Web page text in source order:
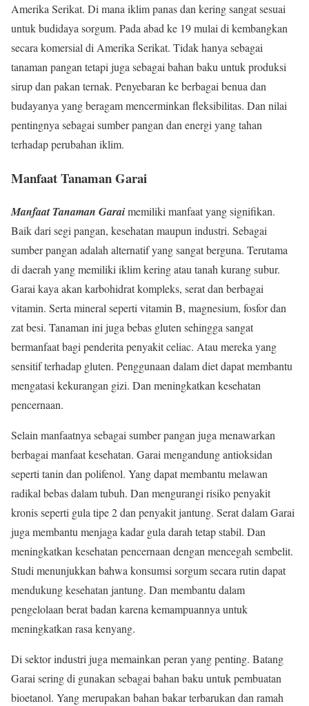
Amerika Serikat. Di mana iklim panas dan kering sangat sesuai
untuk budidaya sorgum. Pada abad ke 19 mulai di kembangkan
secara komersial di Amerika Serikat. Tidak hanya sebagai
tanaman pangan tetapi juga sebagai bahan baku untuk produksi
sirup dan pakan ternak. Penyebaran ke berbagai benua dan
budayanya yang beragam mencerminkan fleksibilitas. Dan nilai
pentingnya sebagai sumber pangan dan energi yang tahan
terhadap perubahan iklim.
Manfaat Tanaman Garai
Manfaat Tanaman Garaimemiliki manfaat yang signifikan.
Baik dari segi pangan, kesehatan maupun industri. Sebagai
sumber pangan adalah alternatif yang sangat berguna. Terutama
di daerah yang memiliki iklim kering atau tanah kurang subur.
Garai kaya akan karbohidrat kompleks, serat dan berbagai
vitamin. Serta mineral seperti vitamin B, magnesium, fosfor dan
zat besi. Tanaman ini juga bebas gluten sehingga sangat
bermanfaat bagi penderita penyakit celiac. Atau mereka yang
sensitif terhadap gluten. Penggunaan dalam diet dapat membantu
mengatasi kekurangan gizi. Dan meningkatkan kesehatan
pencernaan.
Selain manfaatnya sebagai sumber pangan juga menawarkan
berbagai manfaat kesehatan. Garai mengandung antioksidan
seperti tanin dan polifenol. Yang dapat membantu melawan
radikal bebas dalam tubuh. Dan mengurangi risiko penyakit
kronis seperti gula tipe 2 dan penyakit jantung. Serat dalam Garai
juga membantu menjaga kadar gula darah tetap stabil. Dan
meningkatkan kesehatan pencernaan dengan mencegah sembelit.
Studi menunjukkan bahwa konsumsi sorgum secara rutin dapat
mendukung kesehatan jantung. Dan membantu dalam
pengelolaan berat badan karena kemampuannya untuk
meningkatkan rasa kenyang.
Di sektor industri juga memainkan peran yang penting. Batang
Garai sering di gunakan sebagai bahan baku untuk pembuatan
bioetanol. Yang merupakan bahan bakar terbarukan dan ramah